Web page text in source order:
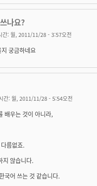
나요?
간: 월, 2011/11/28 - 3:57오전
궁금하네요
간: 월, 2011/11/28 - 5:54오전
배우는 것이 아니라,
름없죠.
지 않습니다.
국어 쓰는 것 같습니다.